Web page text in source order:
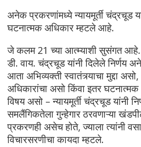
अनेक प्रकरणांमध्ये न्यायमूर्ती चंद्रचूड
घटनात्मक अधिकार म्हटले आहे.
जे कलम 21 च्या आत्म्याशी सुसंगत आहे.
डी. वाय. चंद्रचूड यांनी दिलेले निर्णय
आता अभिव्यक्ती स्वातंत्र्याचा मुद्दा
अधिकारांचा असो किंवा इतर
विषय असो – न्यायमूर्ती चंद्रचूड यांनी
समलैंगिकतेला गुन्हेगार ठरवणाऱ्या
प्रकरणही असेच होते, ज्याला त्यांनी
विचारसरणीचा कायदा म्हटले.